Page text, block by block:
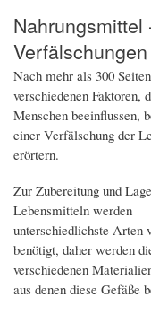
Verfälschungen
Nach mehr als 300
verschiedenen Faktoren,
Menschen beeinflussen,
einer Verfälschung der
erörtern.
Zur Zubereitung und
Lebensmitteln werden
unterschiedlichste Arten
benötigt, daher werden
verschiedenen
aus denen diese Gefäße